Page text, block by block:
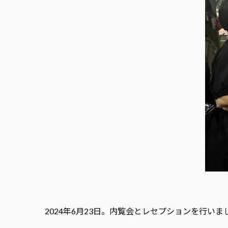
2024年6月23日。内覧会とレセプションを行いま